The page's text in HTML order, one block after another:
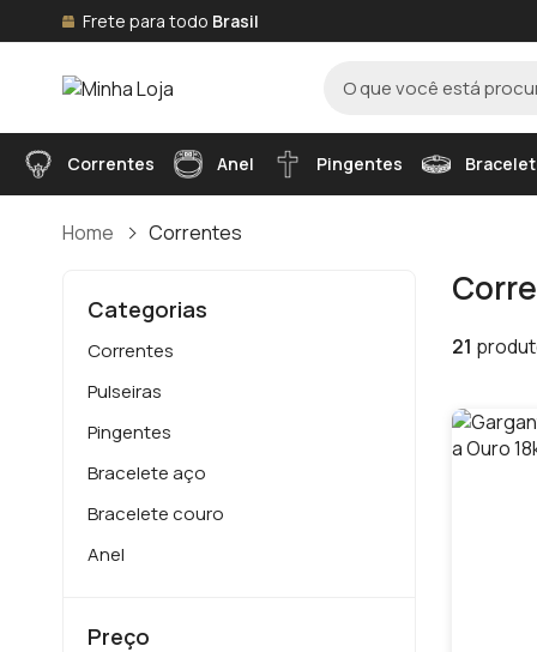
Frete para todo Brasil
Correntes Anel Pingentes
Home Correntes
Categorias
Correntes
Pulseiras
Pingentes
Bracelete aço
Bracelete couro
Anel
Femininos
Preço
21